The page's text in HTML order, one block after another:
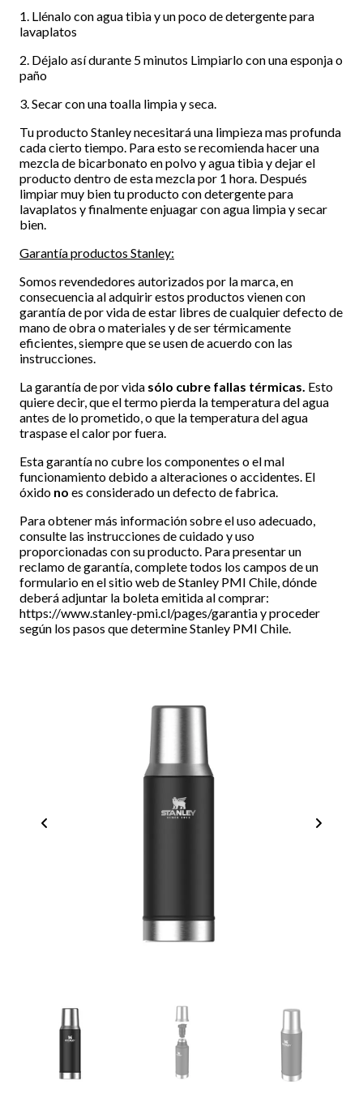
1. Llénalo con agua tibia y un poco de detergente para
lavaplatos
2. Déjalo así durante 5 minutos Limpiarlo con una esponja o
paño
3. Secar con una toalla limpia y seca.
Tu producto Stanley necesitará una limpieza mas profunda
cada cierto tiempo. Para esto se recomienda hacer una
mezcla de bicarbonato en polvo y agua tibia y dejar el
producto dentro de esta mezcla por 1 hora. Después
limpiar muy bien tu producto con detergente para
lavaplatos y finalmente enjuagar con agua limpia y secar
bien.
Garantía productos Stanley:
Somos revendedores autorizados por la marca, en
consecuencia al adquirir estos productos vienen con
garantía de por vida de estar libres de cualquier defecto de
mano de obra o materiales y de ser térmicamente
eficientes, siempre que se usen de acuerdo con las
instrucciones.
La garantía de por vida sólo cubre fallas térmicas. Esto
quiere decir, que el termo pierda la temperatura del agua
antes de lo prometido, o que la temperatura del agua
traspase el calor por fuera.
Esta garantía no cubre los componentes o el mal
funcionamiento debido a alteraciones o accidentes. El
óxido no es considerado un defecto de fabrica.
Para obtener más información sobre el uso adecuado,
consulte las instrucciones de cuidado y uso
proporcionadas con su producto. Para presentar un
reclamo de garantía, complete todos los campos de un
formulario en el sitio web de Stanley PMI Chile, dónde
deberá adjuntar la boleta emitida al comprar:
https://www.stanley-pmi.cl/pages/garantiay proceder
según los pasos que determine Stanley PMI Chile.